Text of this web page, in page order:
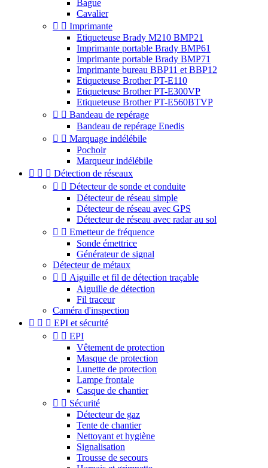
Bague
Cavalier
  Imprimante
Etiqueteuse Brady M210 BMP21
Imprimante portable Brady BMP61
Imprimante portable Brady BMP71
Imprimante bureau BBP11 et BBP12
Etiqueteuse Brother PT-E110
Etiqueteuse Brother PT-E300VP
Etiqueteuse Brother PT-E560BTVP
  Bandeau de repérage
Bandeau de repérage Enedis
  Marquage indélébile
Pochoir
Marqueur indélébile
   Détection de réseaux
  Détecteur de sonde et conduite
Détecteur de réseau simple
Détecteur de réseau avec GPS
Détecteur de réseau avec radar au sol
  Emetteur de fréquence
Sonde émettrice
Générateur de signal
Détecteur de métaux
  Aiguille et fil de détection traçable
Aiguille de détection
Fil traceur
Caméra d'inspection
   EPI et sécurité
  EPI
Vêtement de protection
Masque de protection
Lunette de protection
Lampe frontale
Casque de chantier
  Sécurité
Détecteur de gaz
Tente de chantier
Nettoyant et hygiène
Signalisation
Trousse de secours